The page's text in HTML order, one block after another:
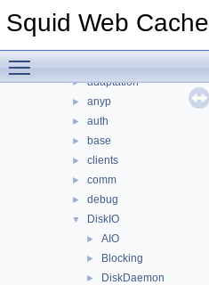
Squid Web Cache
► scripts
► adaptation
► anyp
► auth
► base
► clients
► comm
► debug
▼ DiskIO
► AIO
► Blocking
► DiskDaemon